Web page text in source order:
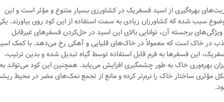
بهره‌گیری از اسید فسفریک در کشاورزی بسیار متنوع و مؤثر است و این
سبب شده که کشاورزان زیادی به سمت استفاده از این کود روی بیاورند.
ویژگی‌های برجسته آن، توانایی بالای این اسید در حل‌کردن فسفرهای غیرقابل
در خاک است که معمولاً در خاک‌های قلیایی و آهکی رخ می‌دهد. با کمک
این فسفرها به فرم قابل استفاده توسط گیاه تبدیل شده و بدین ترتیب،
بهره‌وری خاک به طور چشمگیری افزایش می‌یابد. همچنین این کود می‌تواند به
مؤثری ساختار خاک را نرم‌تر کرده و مانع از تجمع نمک‌های مضر در محیط